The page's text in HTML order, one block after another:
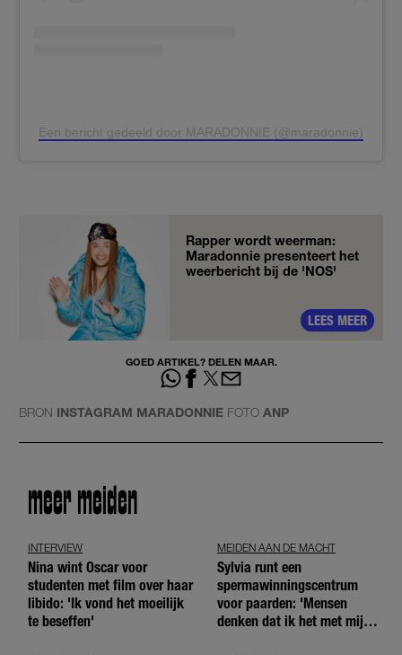
Een bericht gedeeld door MARADONNIE (@maradonnie)
Rapper wordt weerman:
Maradonnie presenteert het
weerbericht bij de 'NOS'
LEES MEER
GOED ARTIKEL? DELEN MAAR.
BRON INSTAGRAM MARADONNIE FOTO ANP
meer meiden
INTERVIEW
Nina wint Oscar voor
studenten met film over haar
libido: 'Ik vond het moeilijk
te beseffen'
MEIDEN AAN DE MACHT
Sylvia runt een
spermawinningscentrum
voor paarden: 'Mensen
denken dat ik het met mijn